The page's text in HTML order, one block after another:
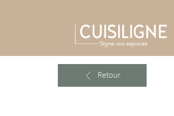
Retour